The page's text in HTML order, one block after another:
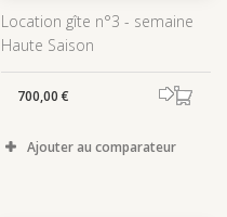
Location gîte n°3 - semaine
Haute Saison
700,00 €
Ajouter au comparateur